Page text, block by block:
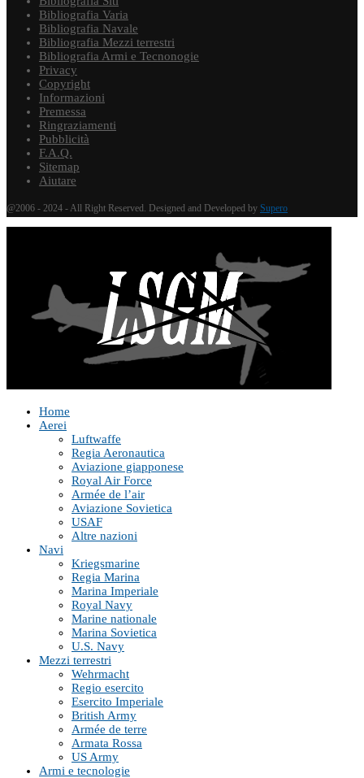
Bibliografia Varia
Bibliografia Navale
Bibliografia Mezzi terrestri
Bibliografia Armi e Tecnonogie
Privacy
Copyright
Informazioni
Premessa
Ringraziamenti
Pubblicità
F.A.Q.
Sitemap
Aiutare
@2006 - 2024 - All Right Reserved. Designed and Developed by Supero
Home
Aerei
Luftwaffe
Regia Aeronautica
Aviazione giapponese
Royal Air Force
Armée de l’air
Aviazione Sovietica
USAF
Altre nazioni
Navi
Kriegsmarine
Regia Marina
Marina Imperiale
Royal Navy
Marine nationale
Marina Sovietica
U.S. Navy
Mezzi terrestri
Wehrmacht
Regio esercito
Esercito Imperiale
British Army
Armée de terre
Armata Rossa
US Army
Armi e tecnologie